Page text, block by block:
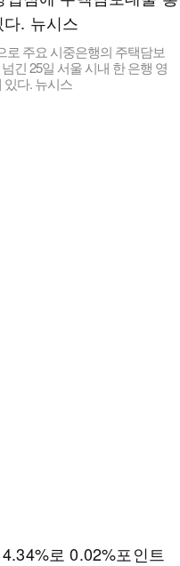
로 주요 시중은행의 주택담보
긴 25일 서울 시내 한 은행 영
다. 뉴시스
로 0.02%포인트